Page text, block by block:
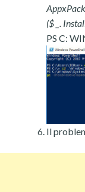
($ _.
PS C:
Il